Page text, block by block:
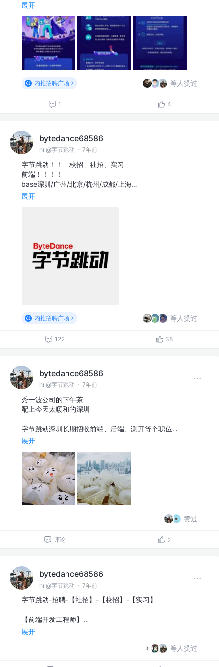
展开
内推招聘广场 等人赞过
1 4
bytedance68586
hr @字节跳动 · 7年前
字节跳动！！！校招、社招、实习
前端！！！！
base深圳/广州/北京/杭州/成都/上海…
展开
内推招聘广场 等人赞过
122 38
bytedance68586
hr @字节跳动 · 7年前
秀一波公司的下午茶
配上今天太暖和的深圳
字节跳动深圳长期招收前端、后端、测开等个职位…
展开
赞过
评论 2
bytedance68586
hr @字节跳动 · 7年前
字节跳动-招聘-【社招】-【校招】-【实习】
【前端开发工程师】…
展开
等人赞过